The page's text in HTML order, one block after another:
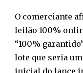
O comerciante
leilão 100%
“100%
lote que seria
inicial do lance